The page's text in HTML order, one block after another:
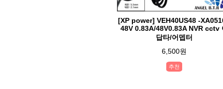
[XP power] VEH40US48 -
48V 0.83A/48V0.83A NVR cctv
답타/어뎁터
6,500원
추천